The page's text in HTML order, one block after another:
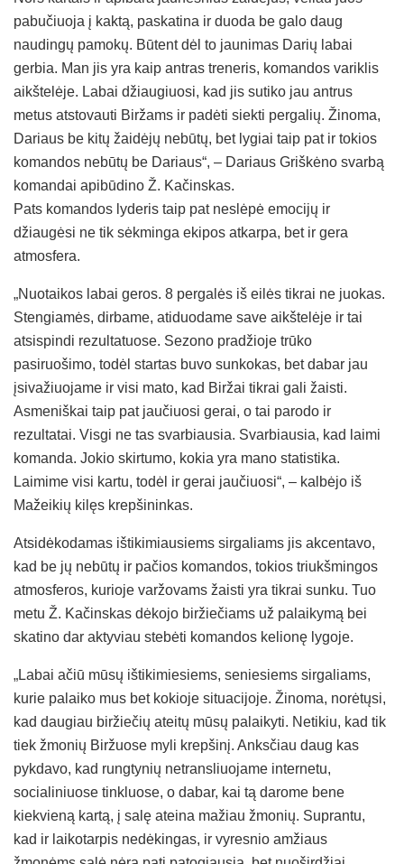
pabučiuoja į kaktą, paskatina ir duoda be galo daug
naudingų pamokų. Būtent dėl to jaunimas Darių labai
gerbia. Man jis yra kaip antras treneris, komandos variklis
aikštelėje. Labai džiaugiuosi, kad jis sutiko jau antrus
metus atstovauti Biržams ir padėti siekti pergalių. Žinoma,
Dariaus be kitų žaidėjų nebūtų, bet lygiai taip pat ir tokios
komandos nebūtų be Dariaus“, – Dariaus Griškėno svarbą
komandai apibūdino Ž. Kačinskas.
Pats komandos lyderis taip pat neslėpė emocijų ir
džiaugėsi ne tik sėkminga ekipos atkarpa, bet ir gera
atmosfera.
„Nuotaikos labai geros. 8 pergalės iš eilės tikrai ne juokas.
Stengiamės, dirbame, atiduodame save aikštelėje ir tai
atsispindi rezultatuose. Sezono pradžioje trūko
pasiruošimo, todėl startas buvo sunkokas, bet dabar jau
įsivažiuojame ir visi mato, kad Biržai tikrai gali žaisti.
Asmeniškai taip pat jaučiuosi gerai, o tai parodo ir
rezultatai. Visgi ne tas svarbiausia. Svarbiausia, kad laimi
komanda. Jokio skirtumo, kokia yra mano statistika.
Laimime visi kartu, todėl ir gerai jaučiuosi“, – kalbėjo iš
Mažeikių kilęs krepšininkas.
Atsidėkodamas ištikimiausiems sirgaliams jis akcentavo,
kad be jų nebūtų ir pačios komandos, tokios triukšmingos
atmosferos, kurioje varžovams žaisti yra tikrai sunku. Tuo
metu Ž. Kačinskas dėkojo biržiečiams už palaikymą bei
skatino dar aktyviau stebėti komandos kelionę lygoje.
„Labai ačiū mūsų ištikimiesiems, seniesiems sirgaliams,
kurie palaiko mus bet kokioje situacijoje. Žinoma, norėtųsi,
kad daugiau biržiečių ateitų mūsų palaikyti. Netikiu, kad tik
tiek žmonių Biržuose myli krepšinį. Anksčiau daug kas
pykdavo, kad rungtynių netransliuojame internetu,
socialiniuose tinkluose, o dabar, kai tą darome bene
kiekvieną kartą, į salę ateina mažiau žmonių. Suprantu,
kad ir laikotarpis nedėkingas, ir vyresnio amžiaus